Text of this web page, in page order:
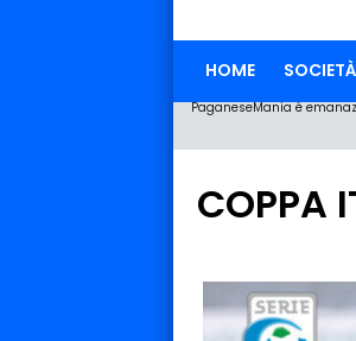
HOME SOCIETÀ
PaganeseMania è
COPPA